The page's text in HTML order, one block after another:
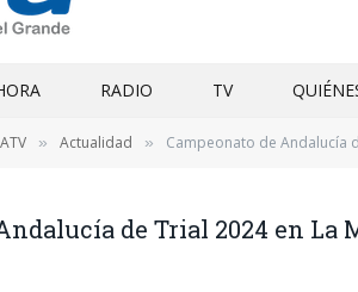
RADIO TV
ATV » Actualidad » Campeonato de Andalucía
de Trial 2024 en La